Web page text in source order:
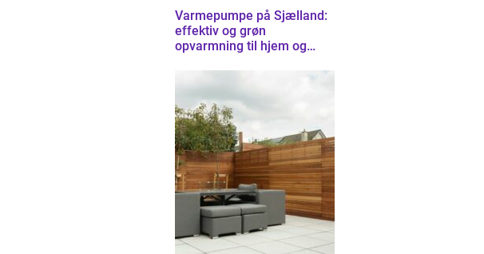
Varmepumpe på Sjælland:
effektiv og grøn
opvarmning til hjem og